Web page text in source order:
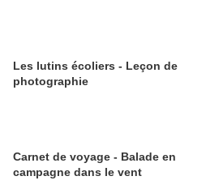
Les lutins écoliers - Leçon de
photographie
Carnet de voyage - Balade en
campagne dans le vent